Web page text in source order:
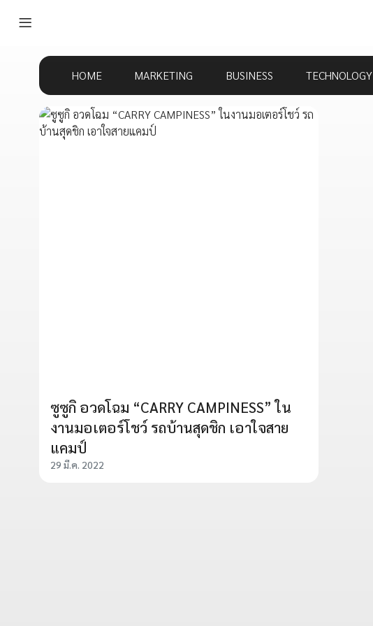
HOME MARKETING BUSINESS TECHNOLOGY
ซูซูกิ อวดโฉม “CARRY CAMPINESS” ใน
งานมอเตอร์โชว์ รถบ้านสุดชิก เอาใจสาย
แคมป์
29 มี.ค. 2022